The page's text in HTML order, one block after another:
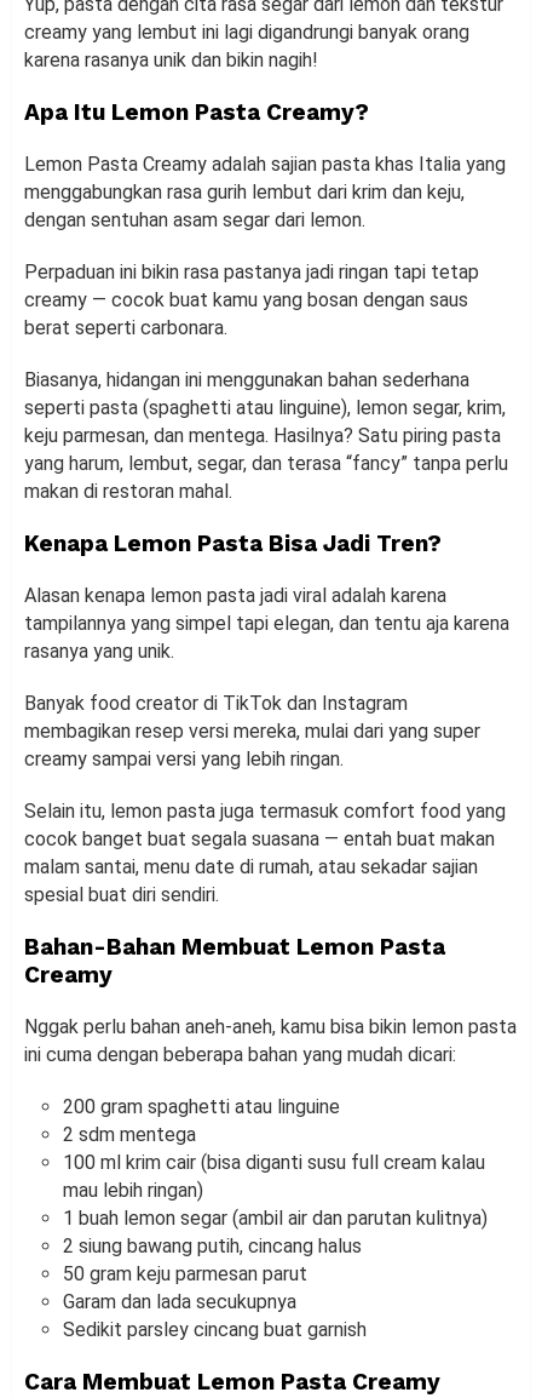
creamy yang lembut ini lagi digandrungi banyak orang
karena rasanya unik dan bikin nagih!
Apa Itu Lemon Pasta Creamy?
Lemon Pasta Creamy adalah sajian pasta khas Italia yang
menggabungkan rasa gurih lembut dari krim dan keju,
dengan sentuhan asam segar dari lemon.
Perpaduan ini bikin rasa pastanya jadi ringan tapi tetap
creamy — cocok buat kamu yang bosan dengan saus
berat seperti carbonara.
Biasanya, hidangan ini menggunakan bahan sederhana
seperti pasta (spaghetti atau linguine), lemon segar, krim,
keju parmesan, dan mentega. Hasilnya? Satu piring pasta
yang harum, lembut, segar, dan terasa “fancy” tanpa perlu
makan di restoran mahal.
Kenapa Lemon Pasta Bisa Jadi Tren?
Alasan kenapa lemon pasta jadi viral adalah karena
tampilannya yang simpel tapi elegan, dan tentu aja karena
rasanya yang unik.
Banyak food creator di TikTok dan Instagram
membagikan resep versi mereka, mulai dari yang super
creamy sampai versi yang lebih ringan.
Selain itu, lemon pasta juga termasuk comfort food yang
cocok banget buat segala suasana — entah buat makan
malam santai, menu date di rumah, atau sekadar sajian
spesial buat diri sendiri.
Bahan-Bahan Membuat Lemon Pasta
Creamy
Nggak perlu bahan aneh-aneh, kamu bisa bikin lemon pasta
ini cuma dengan beberapa bahan yang mudah dicari:
200 gram spaghetti atau linguine
2 sdm mentega
100 ml krim cair (bisa diganti susu full cream kalau
mau lebih ringan)
1 buah lemon segar (ambil air dan parutan kulitnya)
2 siung bawang putih, cincang halus
50 gram keju parmesan parut
Garam dan lada secukupnya
Sedikit parsley cincang buat garnish
Cara Membuat Lemon Pasta Creamy